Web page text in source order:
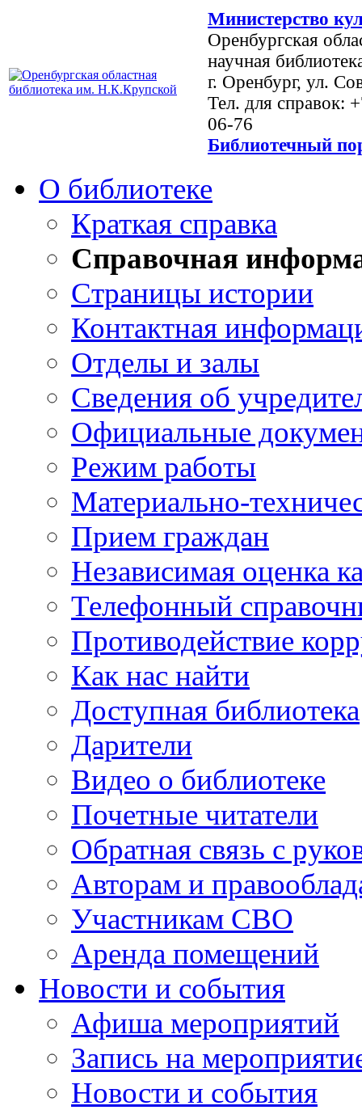
Министерство
Оренбургская
научная
г. Оренбург, ул.
Тел. для справок:
06-76
Библиотечный
О библиотеке
Краткая справка
Справочная
Страницы истории
Контактная
Отделы и залы
Сведения об
Официальные
Режим работы
Материально-
Прием граждан
Независимая оценка
Телефонный
Противодействие
Как нас найти
Доступная библиотека
Дарители
Видео о библиотеке
Почетные читатели
Обратная связь с
Авторам и
Участникам СВО
Аренда помещений
Новости и события
Афиша мероприятий
Запись на
Новости и события